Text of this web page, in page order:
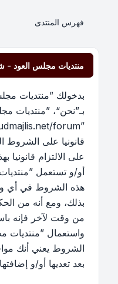
فهرس المنتدى
منتديات مجلس العود -
بدخولك ”منتديات
بـ”نحن“، ”منتديات
قانونيا على الشروط
على الالتزام
أو/و تستعمل
هذه الشروط في أي
بذلك، ومع أنه من
من وقت لآخر فإنه
واستعمال ”منتديات
الشروط يعني أنك
بعد تعديها أو/و